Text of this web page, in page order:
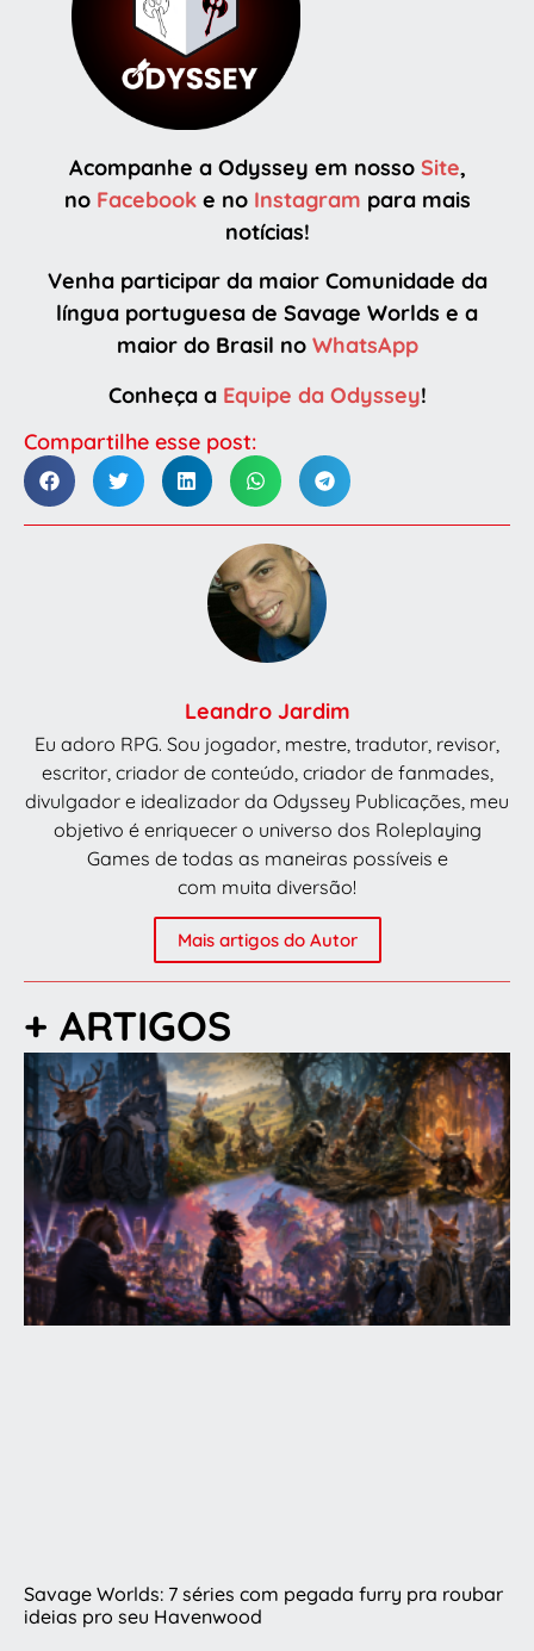
Acompanhe a Odyssey em nosso Site,
no Facebooke no Instagram para mais
notícias!
Venha participar da maior Comunidade da
língua portuguesa de Savage Worlds e a
maior do Brasil no WhatsApp
Conheça a Equipe da Odyssey!
Compartilhe esse post:
Leandro Jardim
Eu adoro RPG. Sou jogador, mestre, tradutor, revisor,
escritor, criador de conteúdo, criador de fanmades,
divulgador e idealizador da Odyssey Publicações, meu
objetivo é enriquecer o universo dos Roleplaying
Games de todas as maneiras possíveis e
com muita diversão!
Mais artigos do Autor
+ ARTIGOS
Savage Worlds: 7 séries com pegada furry pra roubar
ideias pro seu Havenwood